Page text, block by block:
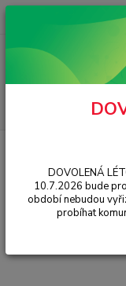
Chat / Online podpora - 24/7
Přípojné
DOVOLENÁ
10.7.2026 bude
období nebudou
probíhat